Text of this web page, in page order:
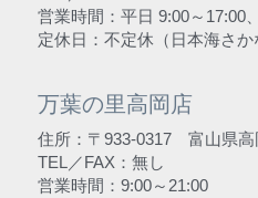
営業時間：平日 9:00～17:00
定休日：不定休（日本海さか
万葉の里高岡店
住所：〒933-0317　富山県
TEL／FAX：無し
営業時間：9:00～21:00